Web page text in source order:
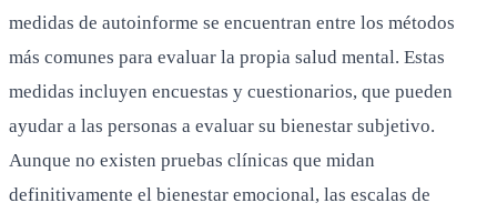
medidas de autoinforme se encuentran entre los métodos
más comunes para evaluar la propia salud mental. Estas
medidas incluyen encuestas y cuestionarios, que pueden
ayudar a las personas a evaluar su bienestar subjetivo.
Aunque no existen pruebas clínicas que midan
definitivamente el bienestar emocional, las escalas de